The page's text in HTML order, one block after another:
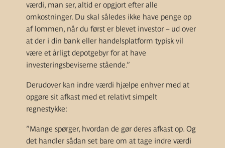
værdi, man ser, altid er opgjort efter alle
omkostninger. Du skal således ikke have penge op
af lommen, når du først er blevet investor – ud over
at der i din bank eller handelsplatform typisk vil
være et årligt depotgebyr for at have
investeringsbeviserne stående.”
Derudover kan indre værdi hjælpe enhver med at
opgøre sit afkast med et relativt simpelt
regnestykke:
”Mange spørger, hvordan de gør deres afkast op. Og
det handler sådan set bare om at tage indre værdi